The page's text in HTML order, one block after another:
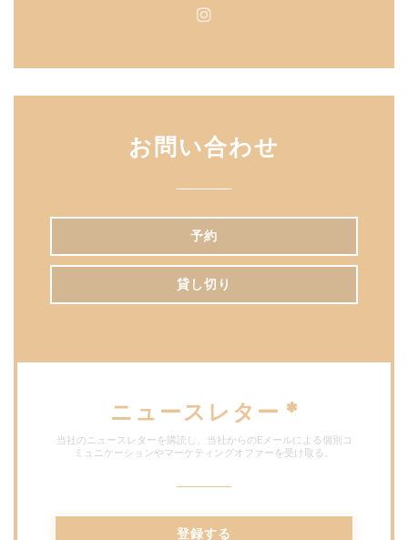
Instagram ((新しいウィン
お問い合わせ
予約
貸し切り
ニュースレター *
当社のニュースレターを購読し、当社からのEメールによる個別コ
ミュニケーションやマーケティングオファーを受け取る。
登録する